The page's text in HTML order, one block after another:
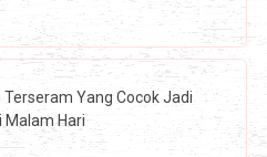
Terseram Yang Cocok Jadi
Malam Hari